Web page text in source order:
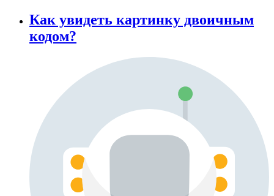
Как увидеть картинку двоичным
кодом?